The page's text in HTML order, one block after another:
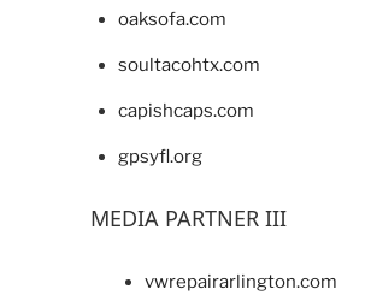
oaksofa.com
soultacohtx.com
capishcaps.com
gpsyfl.org
MEDIA PARTNER III
vwrepairarlington.com